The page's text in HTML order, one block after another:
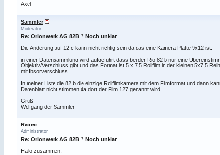
Axel
Sammler
Moderator
Re: Orionwerk AG 82B ? Noch unklar
Die Änderung auf 12 c kann nicht richtig sein da das eine Kamera Platte 9x12 ist.
in einer Datensammlung wird aufgeführt dass bei der Rio 82 b nur eine
Objektiv/Verschluss gibt und das Format ist 5 x 7,5 Rollfilm in der kleinen 5x7,5
mit Ibsorverschluss.
In meiner Liste die 82 b die einzige Rollfilmkamera mit dem Filmformat und dann
Datenblatt nicht stimmen da dort der Film 127 genannt wird.
Gruß
Wolfgang der Sammler
Rainer
Administrator
Re: Orionwerk AG 82B ? Noch unklar
Hallo zusammen,